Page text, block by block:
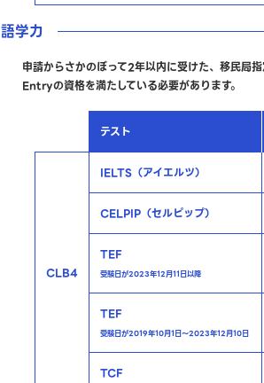
語学力
申請からさかのぼって2年以内に受けた、移民局
Entryの資格を満たしている必要があります。
テスト
CLB4
IELTS（アイエルツ）
CELPIP（セルピップ）
TEF
受験日が2023年12月11日以降
TEF
受験日が2019年10月1日～2023年12月10日
TCF